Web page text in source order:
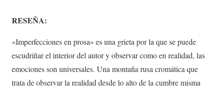
RESEÑA:
«Imperfecciones en prosa» es una grieta por la que se puede
escudriñar el interior del autor y observar como en realidad, las
emociones son universales. Una montaña rusa cromática que
trata de observar la realidad desde lo alto de la cumbre misma